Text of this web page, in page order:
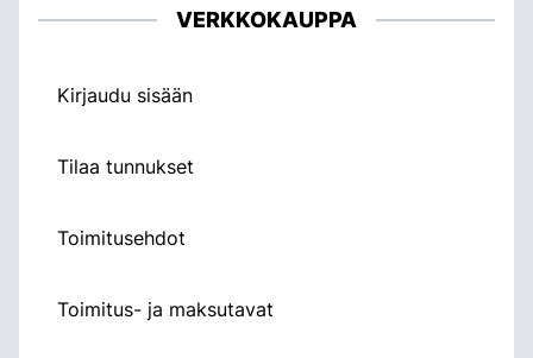
VERKKOKAUPPA
Kirjaudu sisään
Tilaa tunnukset
Toimitusehdot
Toimitus- ja maksutavat